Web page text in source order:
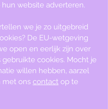
website adverteren.
we je zo uitgebreid
De EU-wetgeving
open en eerlijk zijn over
gebruikte cookies. Mocht je
willen hebben, aarzel
met ons contact op te